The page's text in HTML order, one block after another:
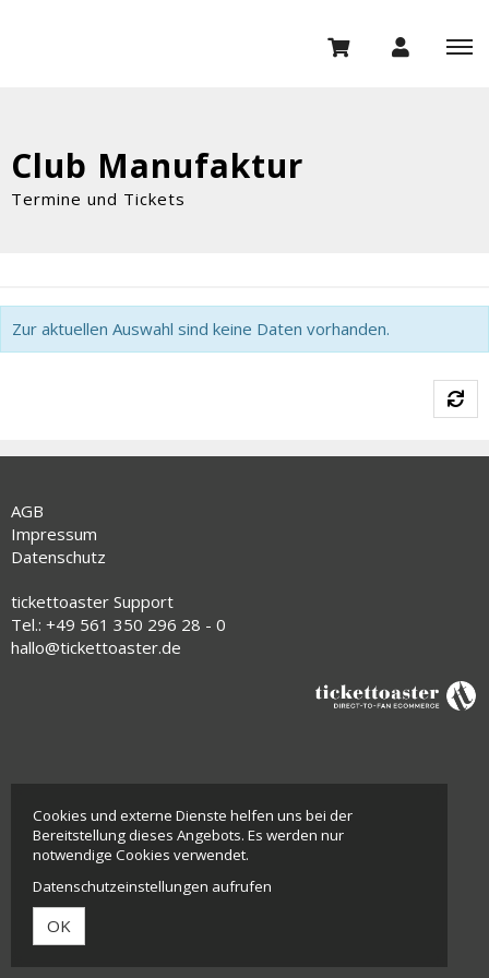
Club Manufaktur
Termine und Tickets
Zur aktuellen Auswahl sind keine Daten vorhanden.
AGB
Impressum
Datenschutz
tickettoaster Support
Tel.: +49 561 350 296 28 - 0
hallo@tickettoaster.de
Cookies und externe Dienste helfen uns bei der
Bereitstellung dieses Angebots. Es werden nur
notwendige Cookies verwendet.
Datenschutzeinstellungen aufrufen
OK